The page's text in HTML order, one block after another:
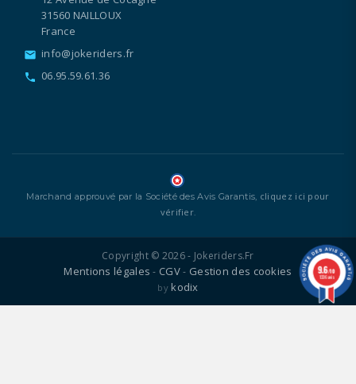
31560 NAILLOUX
France
email info@jokeriders.fr
call 06.95.59.61.36
Marchand approuvé par la Société des Avis Garantis, cliquez ici pour
vérifier.
Copyright © 2026 - Jokeriders.fr
Mentions légales - CGV- Gestion des cookies
by kodix
9.6/10
1336 avis